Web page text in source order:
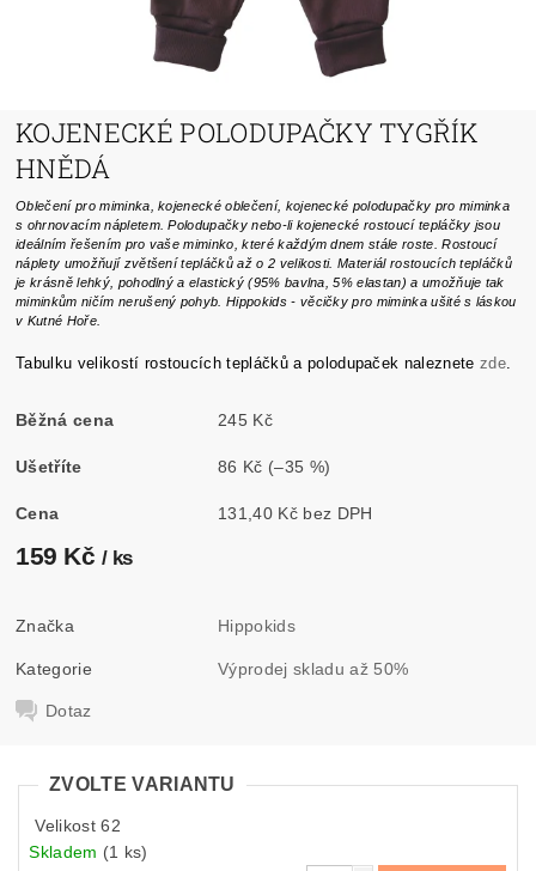
KOJENECKÉ POLODUPAČKY TYGŘÍK
HNĚDÁ
Oblečení pro miminka, kojenecké oblečení, kojenecké polodupačky pro miminka
s ohrnovacím nápletem. Polodupačky nebo-li kojenecké rostoucí tepláčky jsou
ideálním řešením pro vaše miminko, které každým dnem stále roste. Rostoucí
náplety umožňují zvětšení tepláčků až o 2 velikosti. Materiál rostoucích tepláčků
je krásně lehký, pohodlný a elastický (95% bavlna, 5% elastan) a umožňuje tak
miminkům ničím nerušený pohyb. Hippokids - věcičky pro miminka ušité s láskou
v Kutné Hoře.
Tabulku velikostí rostoucích tepláčků a polodupaček naleznete zde.
Běžná cena 245 Kč
Ušetříte 86 Kč (–35 %)
Cena 131,40 Kč bez DPH
159 Kč / ks
Značka Hippokids
Kategorie Výprodej skladu až 50%
Dotaz
ZVOLTE VARIANTU
Velikost 62
Skladem (1 ks)